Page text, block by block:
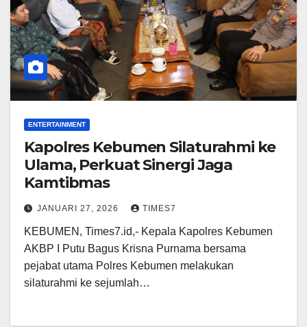
ENTERTAINMENT
Kapolres Kebumen Silaturahmi ke
Ulama, Perkuat Sinergi Jaga
Kamtibmas
JANUARI 27, 2026 TIMES7
KEBUMEN, Times7.id,- Kepala Kapolres Kebumen
AKBP I Putu Bagus Krisna Purnama bersama
pejabat utama Polres Kebumen melakukan
silaturahmi ke sejumlah…